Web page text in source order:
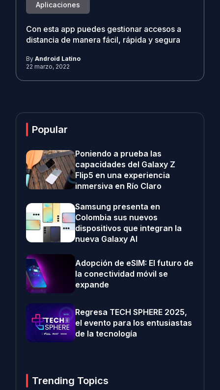
Aplicaciones
Con esta app puedes gestionar accesos a
distancia de manera fácil, rápida y segura
By Android Latino
22 marzo, 2022
Popular
Poniendo a prueba las
capacidades del Galaxy Z
Flip5 en una experiencia
inmersiva en Río Claro
Samsung presenta en
Colombia sus nuevos
dispositivos que integran la
nueva Galaxy AI
Adopción de eSIM: El futuro de
la conectividad móvil se
expande
Regresa TECH SPHERE 2025,
el evento para los entusiastas
de la tecnología
Trending Topics